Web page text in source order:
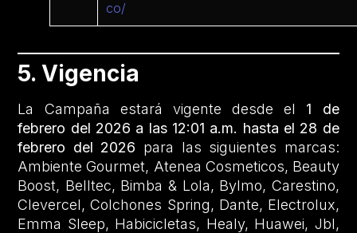
co/
5. Vigencia
La Campaña estará vigente desde el
1 de
febrero del 2026 a las 12:01 a.m. hasta el 28 de
febrero del 2026 para las siguientes marcas:
Ambiente Gourmet, Atenea Cosmeticos, Beauty
Boost, Belltec, Bimba & Lola, Bylmo, Carestino,
Clevercel, Colchones Spring, Dante, Electrolux,
Emma Sleep, Habicicletas, Healy, Huawei, Jbl,